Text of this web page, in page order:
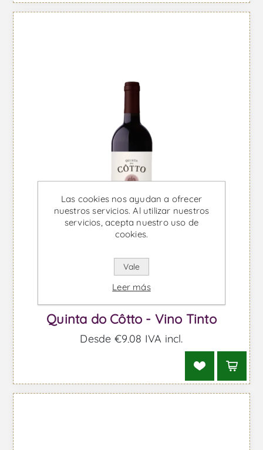
Quinta do Côtto - Vino Tinto
Desde €9,08 IVA incl.
Las cookies nos ayudan a ofrecer
nuestros servicios. Al utilizar nuestros
servicios, acepta nuestro uso de
cookies.
Vale
Leer más